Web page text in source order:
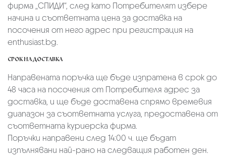
фирмa „СПИДИ“, след като Потребителят избере
начина и съответната цена за доставка на
посочения от него адрес при регистрация на
enthusiast.bg.
СРОК НА ДОСТАВКА
Направената поръчка ще бъде изпратена в срок до
48 часа на посочения от Потребителя адрес за
доставка, и ще бъде доставена спрямо времевия
диапазон за съответната услуга, предоставена от
съответната куриерска фирма.
Поръчки направени след 14:00 ч. ще бъдат
изпълнявани най-рано на следващия работен ден.